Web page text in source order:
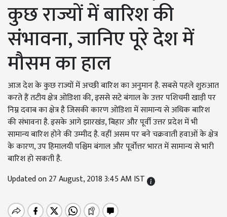
कुछ राज्यों में बारिश की
संभावना, जानिए पूरे देश में
मौसम का हाल
आज देश के कुछ राज्यों में अच्छी बारिश का अनुमान है. सबसे पहले शुरुआत
करते हैं तटीय क्षेत्र ओडिशा की, इससे सटे बंगाल के उत्तर पशिचमी खाड़ी पर
निम्न दवाब का क्षेत्र है जिसकी कारण ओडिशा में सामान्य से अधिक बारिश
की संभावना है. इसके आगे झारखंड, बिहार और पूर्वी उत्तर प्रदेश में भी
सामान्य बारिश होने की उम्मीद है. वहीं असम पर बने चक्रवाती हवाओं के क्षेत्र
के कारण, उप हिमालयी पश्चिम बंगाल और पूर्वोत्तर भारत में सामान्य से भारी
बारिश हो सकती है.
Updated on 27 August, 2018 3:45 AM IST